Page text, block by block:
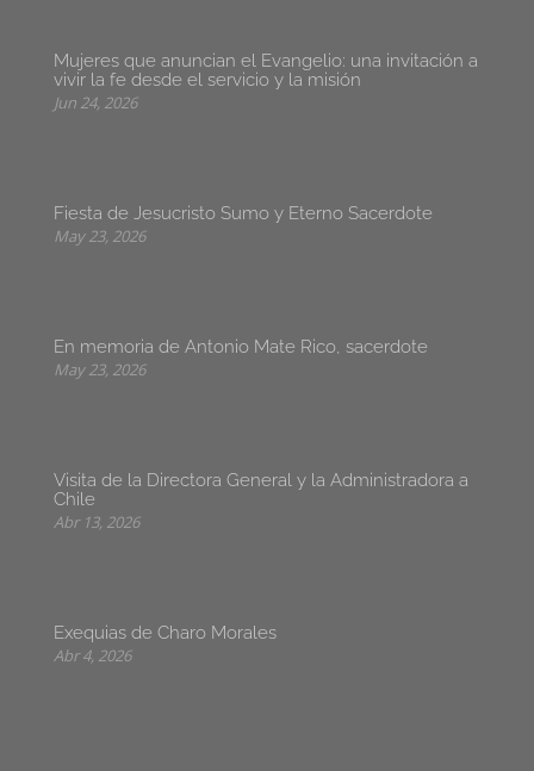
Mujeres que anuncian el Evangelio: una invitación a
vivir la fe desde el servicio y la misión
Jun 24, 2026
Fiesta de Jesucristo Sumo y Eterno Sacerdote
May 23, 2026
En memoria de Antonio Mate Rico, sacerdote
May 23, 2026
Visita de la Directora General y la Administradora a
Chile
Abr 13, 2026
Exequias de Charo Morales
Abr 4, 2026